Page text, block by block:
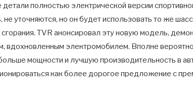
детали полностью электрической версии
уточняются, но он будет использовать то же
сгорания. TVR анонсировал эту новую модель,
вдохновленным электромобилем. Вполне
мощности и лучшую производительность в
как более дорогое предложение с